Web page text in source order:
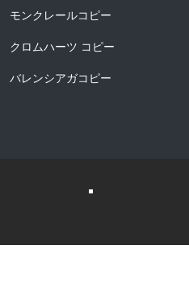
モンクレールコピー
クロムハーツ コピー
バレンシアガコピー